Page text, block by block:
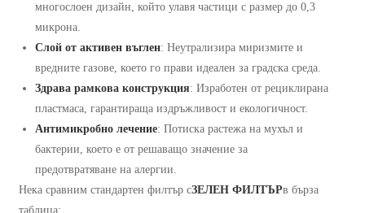
многослоен дизайн, който улавя частици с размер до 0,3
микрона.
Слой от активен въглен: Неутрализира миризмите и
вредните газове, което го прави идеален за градска среда.
Здрава рамкова конструкция: Изработен от рециклирана
пластмаса, гарантираща издръжливост и екологичност.
Антимикробно лечение: Потиска растежа на мухъл и
бактерии, което е от решаващо значение за
предотвратяване на алергии.
Нека сравним стандартен филтър сЗЕЛЕН ФИЛТЪРв бърза
таблица: